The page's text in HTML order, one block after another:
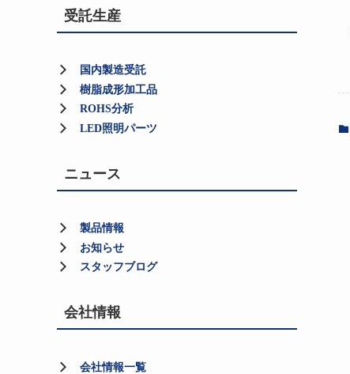
受託生産
国内製造受託
樹脂成形加工品
ROHS分析
LED照明パーツ
ニュース
製品情報
お知らせ
スタッフブログ
会社情報
会社情報一覧